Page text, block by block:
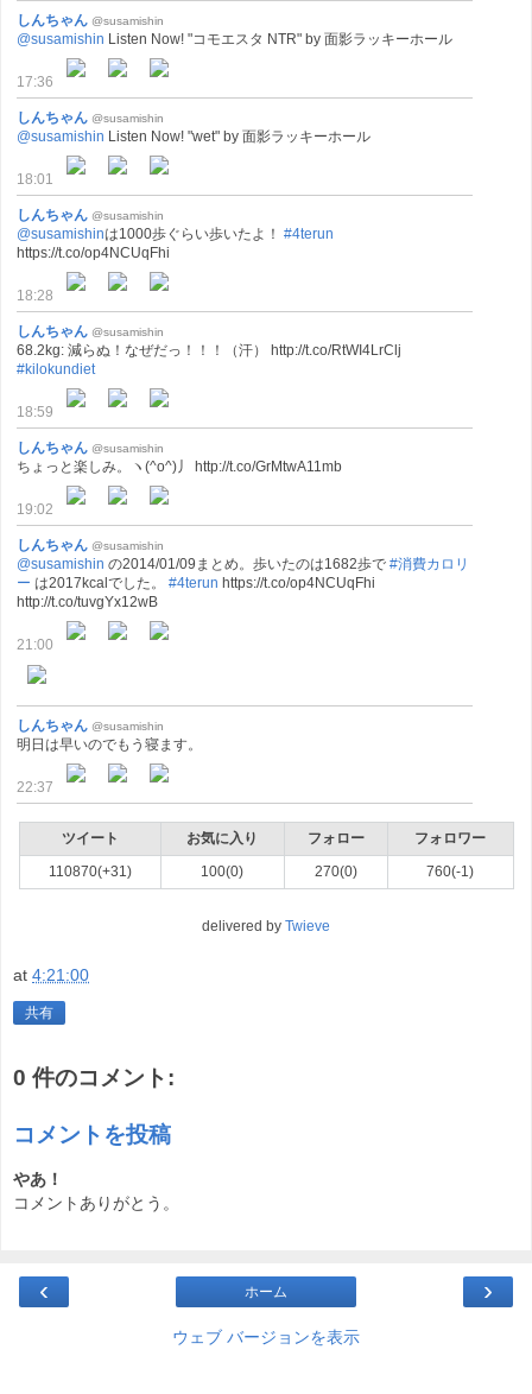
しんちゃん @susamishin
@susamishin Listen Now! "コモエスタ NTR" by 面影ラッキーホール
17:36
しんちゃん @susamishin
@susamishin Listen Now! "wet" by 面影ラッキーホール
18:01
しんちゃん @susamishin
@susamishinは1000歩ぐらい歩いたよ！ #4terun
https://t.co/op4NCUqFhi
18:28
しんちゃん @susamishin
68.2kg: 減らぬ！なぜだっ！！！（汗） http://t.co/RtWI4LrClj
#kilokundiet
18:59
しんちゃん @susamishin
ちょっと楽しみ。ヽ(^o^)丿 http://t.co/GrMtwA11mb
19:02
しんちゃん @susamishin
@susamishin の2014/01/09まとめ。歩いたのは1682歩で #消費カロリ
ー は2017kcalでした。 #4terun https://t.co/op4NCUqFhi
http://t.co/tuvgYx12wB
21:00
しんちゃん @susamishin
明日は早いのでもう寝ます。
22:37
ツイート お気に入り フォロー
フォロワー
110870(+31)
100(0) 270(0) 760(-1)
delivered by Twieve
at 4:21:00
共有
0 件のコメント:
コメントを投稿
やあ！
コメントありがとう。
‹ ›
ホーム
ウェブ バージョンを表示